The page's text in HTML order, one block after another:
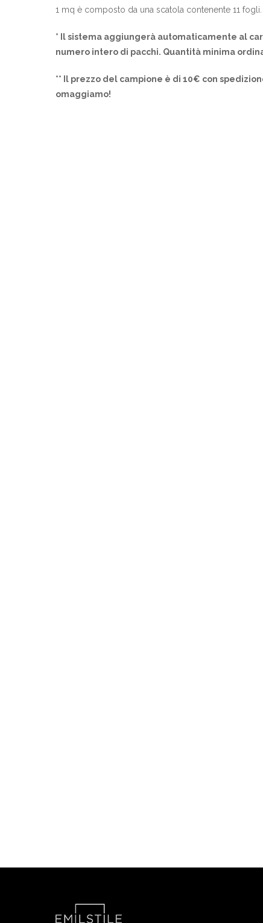
1 mq è composto da una scatola contenente 11 fogli.
* Il sistema aggiungerà automaticamente al
numero intero di pacchi. Quantità minima
** Il prezzo del campione è di 10€ con
omaggiamo!